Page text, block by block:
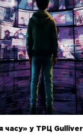
часу» у ТРЦ Gulliver